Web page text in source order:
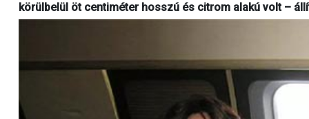
körülbelül öt centiméter hosszú és citrom alakú volt –